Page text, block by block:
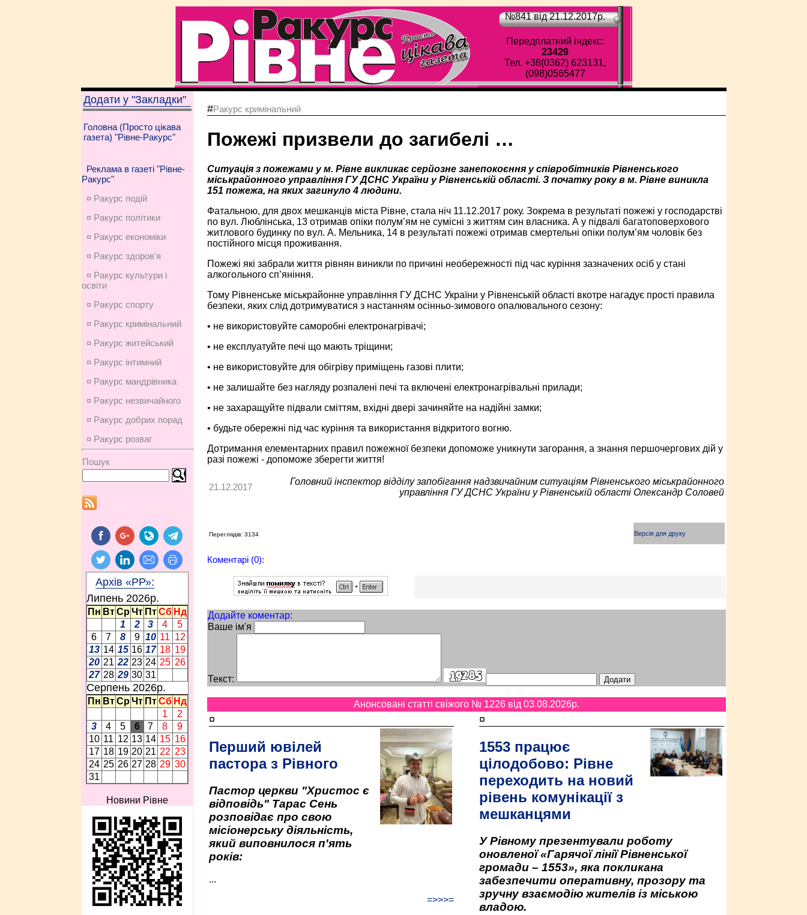
№841 від 21.12.2017p.
Передплатний індекс:
23429
Тел. +38(0362) 623131,
(098)0565477
Додати у "Закладки"
Головна (Просто цікава
газета) "Рівне-Ракурс"
Реклама в газеті "Рівне-
Ракурс"
¤ Ракурс подій
¤ Ракурс політики
¤ Ракурс економiки
¤ Ракурс здоров'я
¤ Ракурс культури і
освіти
¤ Ракурс спорту
¤ Ракурс кримінальний
¤ Ракурс житейський
¤ Ракурс інтимний
¤ Ракурс мандрівника
¤ Ракурс незвичайного
¤ Ракурс добрих порад
¤ Ракурс розваг
Пошук
Архів «РР»:
Липень 2026p.
Пн Вт Ср Чт Пт Сб Нд
1
2 3 4
5
6
7 8 9 10 11 12
13 14 15 16 17 18 19
20 21 22 23 24 25 26
27 28 29 30 31
Серпень 2026p.
Пн Вт Ср Чт Пт Сб Нд
1
2
3
4 5 6 7 8
9
10 11 12 13 14 15 16
17 18 19 20 21 22 23
24 25 26 27 28 29 30
31
Новини Рівне
#Ракурс кримінальний
Пожежі призвели до загибелі …
Ситуація з пожежами у м. Рівне викликає серйозне занепокоєння у співробітників Рівненського
міськрайонного управління ГУ ДСНС України у Рівненській області. З початку року в м. Рівне виникла
151 пожежа, на яких загинуло 4 людини.
Фатальною, для двох мешканців міста Рівне, стала ніч 11.12.2017 року. Зокрема в результаті пожежі у господарстві
по вул. Люблінська, 13 отримав опіки полум’ям не сумісні з життям син власника. А у підвалі багатоповерхового
житлового будинку по вул. А. Мельника, 14 в результаті пожежі отримав смертельні опіки полум’ям чоловік без
постійного місця проживання.
Пожежі які забрали життя рівнян виникли по причині необережності під час куріння зазначених осіб у стані
алкогольного сп’яніння.
Тому Рівненське міськрайонне управління ГУ ДСНС України у Рівненській області вкотре нагадує прості правила
безпеки, яких слід дотримуватися з настанням осінньо-зимового опалювального сезону:
• не використовуйте саморобні електронагрівачі;
• не експлуатуйте печі що мають тріщини;
• не використовуйте для обігріву приміщень газові плити;
• не залишайте без нагляду розпалені печі та включені електронагрівальні прилади;
• не захаращуйте підвали сміттям, вхідні двері зачиняйте на надійні замки;
• будьте обережні під час куріння та використання відкритого вогню.
Дотримання елементарних правил пожежної безпеки допоможе уникнути загорання, а знання першочергових дій у
разі пожежі - допоможе зберегти життя!
21.12.2017
Головний інспектор відділу запобігання надзвичайним ситуаціям Рівненського міськрайонного
управління ГУ ДСНС України у Рівненській області Олександр Соловей
Переглядів: 3134 Версія для друку
Коментарі (0):
Додайте коментар:
Ваше ім'я
Текст:
Анонсовані статті свіжого № 1226 від 03.08.2026p.
¤
Перший ювілей
пастора з Рівного
Пастор церкви "Христос є
відповідь" Тарас Сень
розповідає про свою
місіонерську діяльність,
який виповнилося п'ять
років:
...
=>>>=
¤
1553 працює
цілодобово: Рівне
переходить на новий
рівень комунікації з
мешканцями
У Рівному презентували роботу
оновленої «Гарячої лінії Рівненської
громади – 1553», яка покликана
забезпечити оперативну, прозору та
зручну взаємодію жителів із міською
владою.